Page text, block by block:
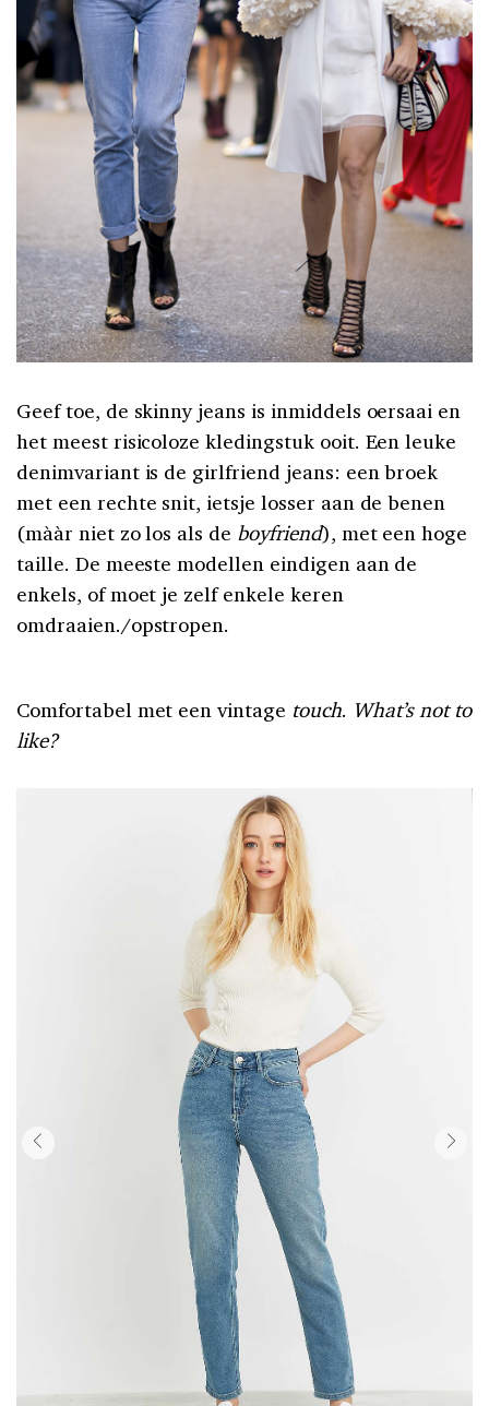
Geef toe, de skinny jeans is inmiddels oersaai en
het meest risicoloze kledingstuk ooit. Een leuke
denimvariant is de girlfriend jeans: een broek
met een rechte snit, ietsje losser aan de benen
(mààr niet zo los als de boyfriend), met een hoge
taille. De meeste modellen eindigen aan de
enkels, of moet je zelf enkele keren
omdraaien./opstropen.
Comfortabel met een vintage touch. What’s not to
like?